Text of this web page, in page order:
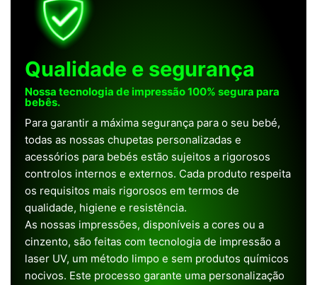
Qualidade e segurança
Nossa tecnologia de impressão 100% segura para
bebês.
Para garantir a máxima segurança para o seu bebé,
todas as nossas chupetas personalizadas e
acessórios para bebés estão sujeitos a rigorosos
controlos internos e externos. Cada produto respeita
os requisitos mais rigorosos em termos de
qualidade, higiene e resistência.
As nossas impressões, disponíveis a cores ou a
cinzento, são feitas com tecnologia de impressão a
laser UV, um método limpo e sem produtos químicos
nocivos. Este processo garante uma personalização